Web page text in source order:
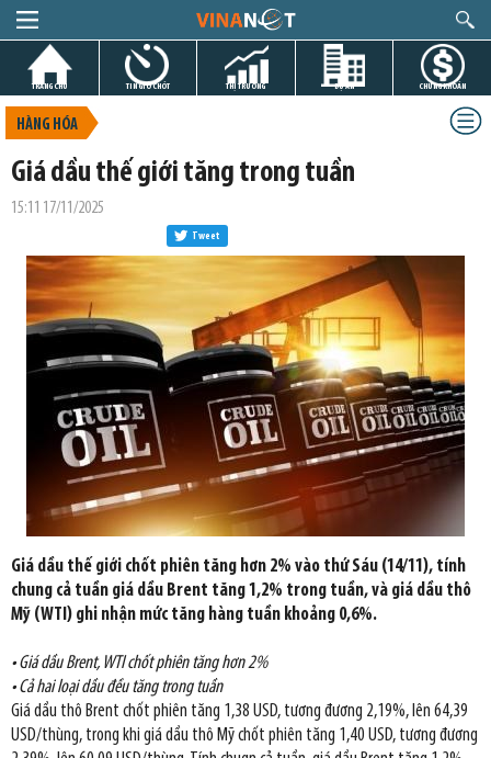
TRANG CHỦ TIN GIỜ CHÓT THỊ TRƯỜNG DỰ ÁN CHỨNG KHOÁN
HÀNG HÓA
Giá dầu thế giới tăng trong tuần
15:11 17/11/2025
Tweet
Giá dầu thế giới chốt phiên tăng hơn 2% vào thứ Sáu (14/11), tính
chung cả tuần giá dầu Brent tăng 1,2% trong tuần, và giá dầu thô
Mỹ (WTI) ghi nhận mức tăng hàng tuần khoảng 0,6%.
• Giá dầu Brent, WTI chốt phiên tăng hơn 2%
• Cả hai loại dầu đều tăng trong tuần
Giá dầu thô Brent chốt phiên tăng 1,38 USD, tương đương 2,19%, lên 64,39
USD/thùng, trong khi giá dầu thô Mỹ chốt phiên tăng 1,40 USD, tương đương